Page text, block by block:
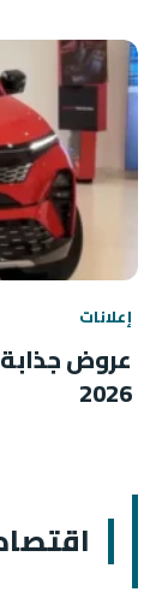
إعلانات
عروض
2026